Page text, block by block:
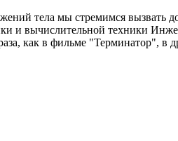
тела мы стремимся вызвать
и вычислительной техники
как в фильме "Терминатор", в